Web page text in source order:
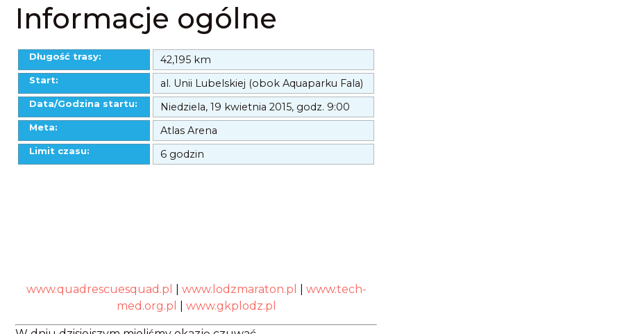
Informacje ogólne
Długość trasy: 42,195 km
Start: al. Unii Lubelskiej (obok Aquaparku Fala)
Data/Godzina startu: Niedziela, 19 kwietnia 2015, godz. 9:00
Meta: Atlas Arena
Limit czasu: 6 godzin
www.quadrescuesquad.pl www.lodzmaraton.pl
www.tech-
med.org.pl
www.gkplodz.pl